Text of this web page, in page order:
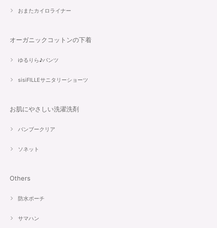
おまたカイロライナー
オーガニックコットンの下着
ゆるりら♪パンツ
sisiFILLEサニタリーショーツ
お肌にやさしい洗濯洗剤
バンブークリア
ソネット
Others
防水ポーチ
サマハン